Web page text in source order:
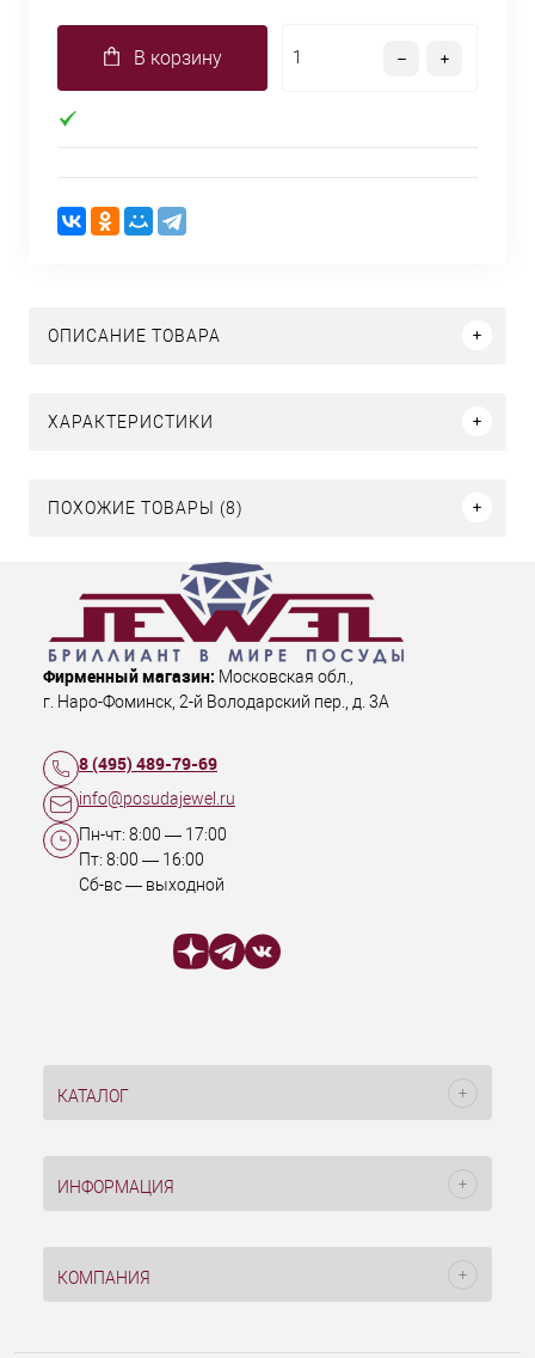
В корзину
ОПИСАНИЕ ТОВАРА
ХАРАКТЕРИСТИКИ
ПОХОЖИЕ ТОВАРЫ (8)
Фирменный магазин: Московская обл.,
г. Наро-Фоминск, 2-й Володарский пер., д. 3А
8 (495) 489-79-69
info@posudajewel.ru
Пн-чт: 8:00 — 17:00
Пт: 8:00 — 16:00
Сб-вс — выходной
КАТАЛОГ
ИНФОРМАЦИЯ
КОМПАНИЯ